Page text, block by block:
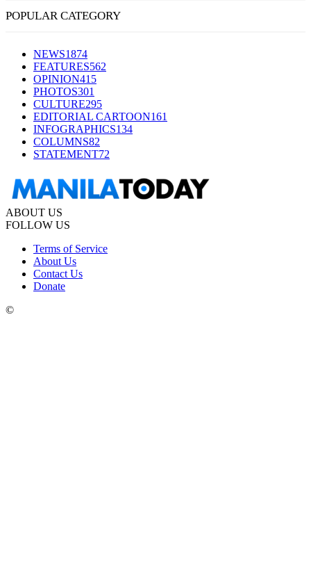
POPULAR CATEGORY
NEWS1874
FEATURES562
OPINION415
PHOTOS301
CULTURE295
EDITORIAL CARTOON161
INFOGRAPHICS134
COLUMNS82
STATEMENT72
ABOUT US
FOLLOW US
Terms of Service
About Us
Contact Us
Donate
©